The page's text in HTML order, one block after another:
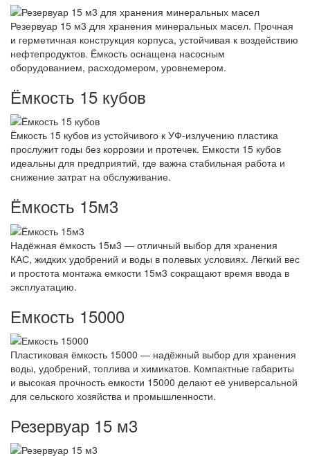
Резервуар 15 м3 для хранения минеральных масел. Прочная
и герметичная конструкция корпуса, устойчивая к воздействию
нефтепродуктов. Ёмкость оснащена насосным
оборудованием, расходомером, уровнемером.
Ёмкость 15 кубов
Ёмкость 15 кубов из устойчивого к УФ-излучению пластика
прослужит годы без коррозии и протечек. Емкости 15 кубов
идеальны для предприятий, где важна стабильная работа и
снижение затрат на обслуживание.
Ёмкость 15м3
Надёжная ёмкость 15м3 — отличный выбор для хранения
КАС, жидких удобрений и воды в полевых условиях. Лёгкий вес
и простота монтажа емкости 15м3 сокращают время ввода в
эксплуатацию.
Емкость 15000
Пластиковая ёмкость 15000 — надёжный выбор для хранения
воды, удобрений, топлива и химикатов. Компактные габариты
и высокая прочность емкости 15000 делают её универсальной
для сельского хозяйства и промышленности.
Резервуар 15 м3